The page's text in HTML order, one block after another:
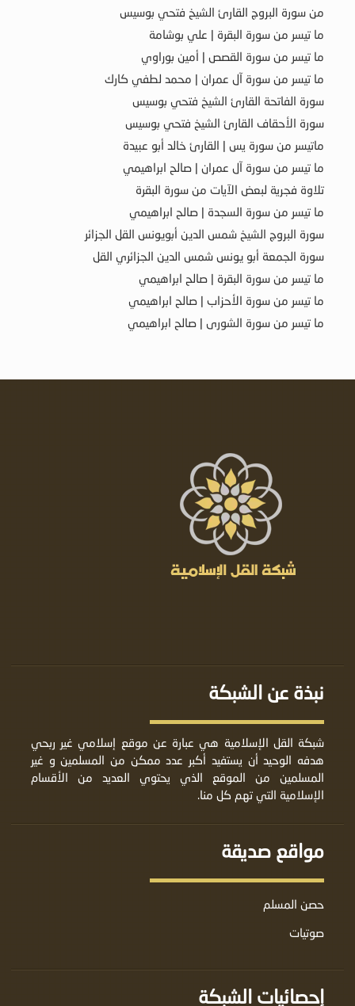
من سورة البروج القارئ الشيخ فتحي بوسيس
ما تيسر من سورة البقرة | علي بوشامة
ما تيسر من سورة القصص | أمين بوراوي
ما تيسر من سورة آل عمران | محمد لطفي كارك
سورة الفاتحة القارئ الشيخ فتحي بوسيس
سورة الأحقاف القارئ الشيخ فتحي بوسيس
ماتيسر من سورة يس | القارئ خالد أبو عبيدة
ما تيسر من سورة آل عمران | صالح ابراهيمي
تلاوة فجرية لبعض الآيات من سورة البقرة
ما تيسر من سورة السجدة | صالح ابراهيمي
سورة البروج الشيخ شمس الدين أبويونس القل الجزائر
سورة الجمعة أبو يونس شمس الدين الجزائري القل
ما تيسر من سورة البقرة | صالح ابراهيمي
ما تيسر من سورة الأحزاب | صالح ابراهيمي
ما تيسر من سورة الشورى | صالح ابراهيمي
نبذة عن الشبكة
شبكة القل الإسلامية هي عبارة عن موقع إسلامي غير ربحي
هدفه الوحيد أن يستفيد أكبر عدد ممكن من المسلمين و غير
المسلمين من الموقع الذي يحتوي العديد من الأقسام
الإسلامية التي تهم كل منا.
مواقع صديقة
حصن المسلم
صوتيات
إحصائيات الشبكة